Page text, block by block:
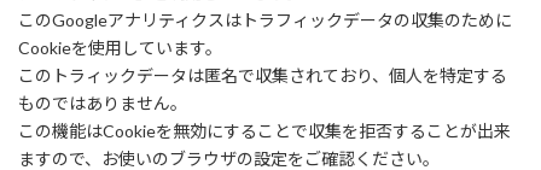
このGoogleアナリティクスはトラフィックデータの収集のために
Cookieを使用しています。
このトラィックデータは匿名で収集されており、個人を特定する
ものではありません。
この機能はCookieを無効にすることで収集を拒否することが出来
ますので、お使いのブラウザの設定をご確認ください。